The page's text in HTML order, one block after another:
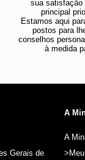
sua satisfação
principal
Estamos aqui
postos para
conselhos
à medida
Gerais de
A
A